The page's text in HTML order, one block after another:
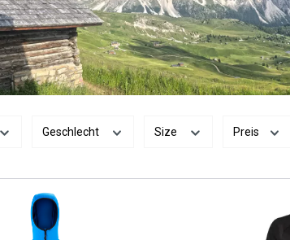
Geschlecht Size Preis